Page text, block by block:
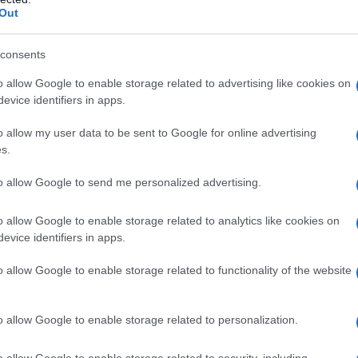
allow Google to enable storage related to advertising like cookies on
identifiers in apps.
allow my user data to be sent to Google for online advertising
allow Google to send me personalized advertising.
allow Google to enable storage related to analytics like cookies on
identifiers in apps.
allow Google to enable storage related to functionality of the website
allow Google to enable storage related to personalization.
che consente agli ospiti di immergersi
weekend gratis